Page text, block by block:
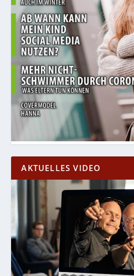
AKTUELLES VIDEO